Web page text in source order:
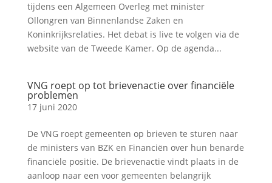
tijdens een Algemeen Overleg met minister
Ollongren van Binnenlandse Zaken en
Koninkrijksrelaties. Het debat is live te volgen via de
website van de Tweede Kamer. Op de agenda...
VNG roept op tot brievenactie over financiële
problemen
17 juni 2020
De VNG roept gemeenten op brieven te sturen naar
de ministers van BZK en Financiën over hun benarde
financiële positie. De brievenactie vindt plaats in de
aanloop naar een voor gemeenten belangrijk